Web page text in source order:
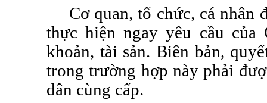
Cơ quan, tổ chức, cá nhân
thực hiện ngay yêu cầu của
khoản, tài sản. Biên bản,
trong trường hợp này phải
dân cùng cấp.